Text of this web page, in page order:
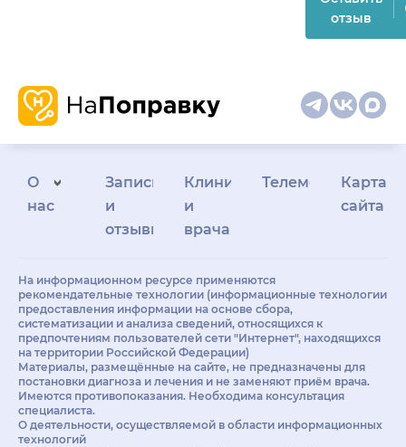
отзыв
О
нас
Запись
и
отзывы
Клиникам
и
врачам
Телемедицина
Карта
сайта
На информационном ресурсе применяются
рекомендательные технологии (информационные технологии
предоставления информации на основе сбора,
систематизации и анализа сведений, относящихся к
предпочтениям пользователей сети "Интернет", находящихся
на территории Российской Федерации)
Материалы, размещённые на сайте, не предназначены для
постановки диагноза и лечения и не заменяют приём врача.
Имеются противопоказания. Необходима консультация
специалиста.
О деятельности, осуществляемой в области информационных
технологий